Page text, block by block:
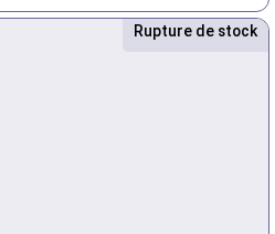
Nouveau
Rupture de stock